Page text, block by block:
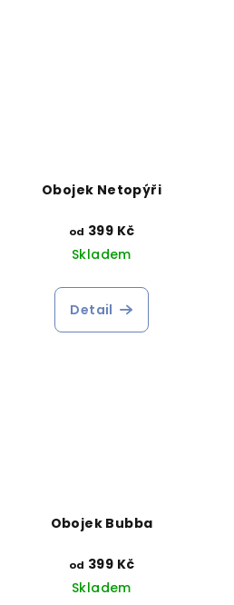
Obojek Netopýři
od 399 Kč
Skladem
Detail
Obojek Bubba
od 399 Kč
Skladem